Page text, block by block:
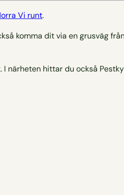
Vi runt.
komma dit via en grusväg
närheten hittar du också